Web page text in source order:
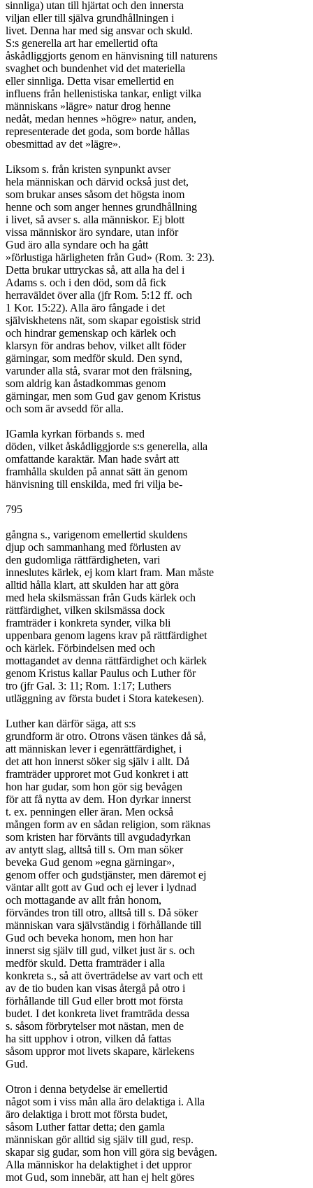
sinnliga) utan till hjärtat och den innersta
viljan eller till själva grundhållningen i
livet. Denna har med sig ansvar och skuld.
S:s generella art har emellertid ofta
åskådliggjorts genom en hänvisning till naturens
svaghet och bundenhet vid det materiella
eller sinnliga. Detta visar emellertid en
influens från hellenistiska tankar, enligt vilka
människans »lägre» natur drog henne
nedåt, medan hennes »högre» natur, anden,
representerade det goda, som borde hållas
obesmittad av det »lägre».
Liksom s. från kristen synpunkt avser
hela människan och därvid också just det,
som brukar anses såsom det högsta inom
henne och som anger hennes grundhållning
i livet, så avser s. alla människor. Ej blott
vissa människor äro syndare, utan inför
Gud äro alla syndare och ha gått
»förlustiga härligheten från Gud» (Rom. 3: 23).
Detta brukar uttryckas så, att alla ha del i
Adams s. och i den död, som då fick
herraväldet över alla (jfr Rom. 5:12 ff. och
1 Kor. 15:22). Alla äro fångade i det
själviskhetens nät, som skapar egoistisk strid
och hindrar gemenskap och kärlek och
klarsyn för andras behov, vilket allt föder
gärningar, som medför skuld. Den synd,
varunder alla stå, svarar mot den frälsning,
som aldrig kan åstadkommas genom
gärningar, men som Gud gav genom Kristus
och som är avsedd för alla.
IGamla kyrkan förbands s. med
döden, vilket åskådliggjorde s:s generella, alla
omfattande karaktär. Man hade svårt att
framhålla skulden på annat sätt än genom
hänvisning till enskilda, med fri vilja be-
795
gångna s., varigenom emellertid skuldens
djup och sammanhang med förlusten av
den gudomliga rättfärdigheten, vari
inneslutes kärlek, ej kom klart fram. Man måste
alltid hålla klart, att skulden har att göra
med hela skilsmässan från Guds kärlek och
rättfärdighet, vilken skilsmässa dock
framträder i konkreta synder, vilka bli
uppenbara genom lagens krav på rättfärdighet
och kärlek. Förbindelsen med och
mottagandet av denna rättfärdighet och kärlek
genom Kristus kallar Paulus och Luther för
tro (jfr Gal. 3: 11; Rom. 1:17; Luthers
utläggning av första budet i Stora katekesen).
Luther kan därför säga, att s:s
grundform är otro. Otrons väsen tänkes då så,
att människan lever i egenrättfärdighet, i
det att hon innerst söker sig själv i allt. Då
framträder upproret mot Gud konkret i att
hon har gudar, som hon gör sig bevågen
för att få nytta av dem. Hon dyrkar innerst
t. ex. penningen eller äran. Men också
mången form av en sådan religion, som räknas
som kristen har förvänts till avgudadyrkan
av antytt slag, alltså till s. Om man söker
beveka Gud genom »egna gärningar»,
genom offer och gudstjänster, men däremot ej
väntar allt gott av Gud och ej lever i lydnad
och mottagande av allt från honom,
förvändes tron till otro, alltså till s. Då söker
människan vara självständig i förhållande till
Gud och beveka honom, men hon har
innerst sig själv till gud, vilket just är s. och
medför skuld. Detta framträder i alla
konkreta s., så att överträdelse av vart och ett
av de tio buden kan visas återgå på otro i
förhållande till Gud eller brott mot första
budet. I det konkreta livet framträda dessa
s. såsom förbrytelser mot nästan, men de
ha sitt upphov i otron, vilken då fattas
såsom uppror mot livets skapare, kärlekens
Gud.
Otron i denna betydelse är emellertid
något som i viss mån alla äro delaktiga i. Alla
äro delaktiga i brott mot första budet,
såsom Luther fattar detta; den gamla
människan gör alltid sig själv till gud, resp.
skapar sig gudar, som hon vill göra sig bevågen.
Alla människor ha delaktighet i det uppror
mot Gud, som innebär, att han ej helt göres